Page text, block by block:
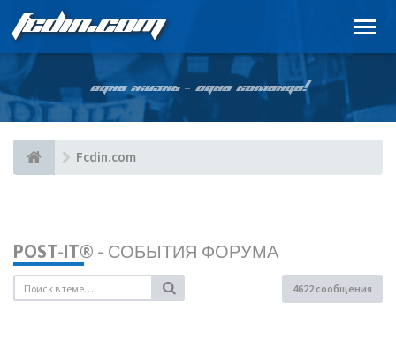
FCDIN.COM
ОДНА ЖИЗНЬ – ОДНА КОМАНДА!
Fcdin.com
POST-IT® - СОБЫТИЯ ФОРУМА
4622 сообщения